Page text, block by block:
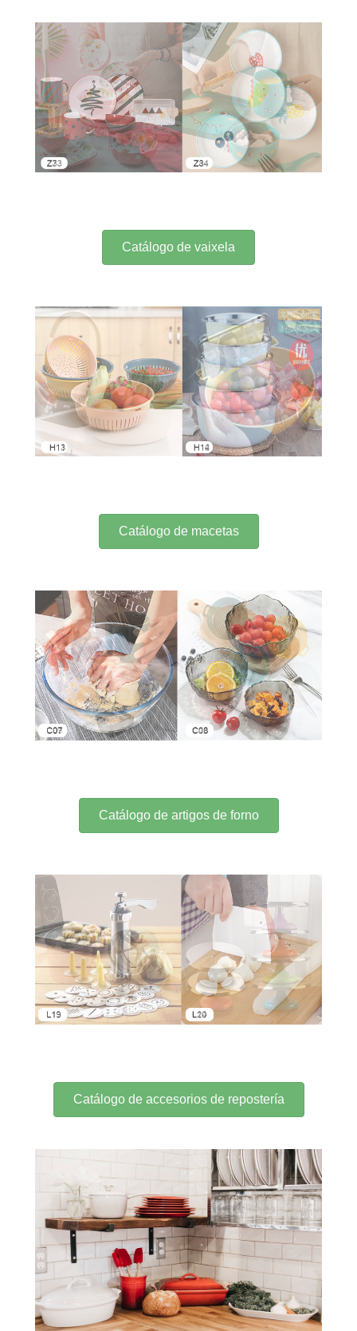
Catálogo de vaixela
Catálogo de macetas
Catálogo de artigos de forno
Catálogo de accesorios de repostería